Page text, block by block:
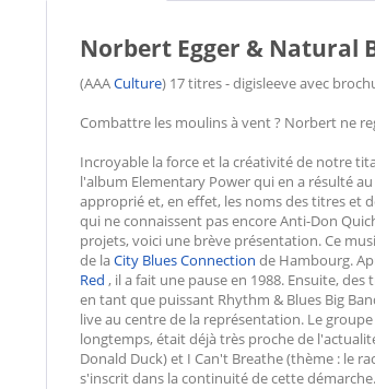
Norbert Egger & Natural
(AAACulture) 17 titres - digisleeve avec
Combattre les moulins à vent ? Norbert ne
Incroyable la force et la créativité de notre
l'album Elementary Power qui en a résulté
approprié et, en effet, les noms des titres et
qui ne connaissent pas encore Anti-Don
projets, voici une brève présentation. Ce
de laCity Blues Connection de Hambourg.
Red , il a fait une pause en 1988. Ensuite,
en tant que puissant Rhythm & Blues Big
live au centre de la représentation. Le
longtemps, était déjà très proche de
Donald Duck) et I Can't Breathe (thème : le
s'inscrit dans la continuité de cette démarche.